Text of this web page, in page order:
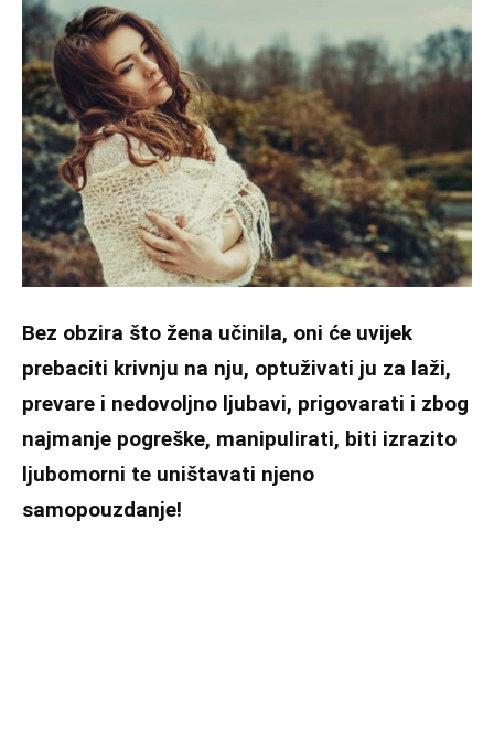
Bez obzira što žena učinila, oni će uvijek
prebaciti krivnju na nju, optuživati ju za laži,
prevare i nedovoljno ljubavi, prigovarati i zbog
najmanje pogreške, manipulirati, biti izrazito
ljubomorni te uništavati njeno
samopouzdanje!